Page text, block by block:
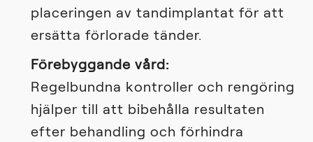
placeringen av tandimplantat för att
ersätta förlorade tänder.
Förebyggande vård:
Regelbundna kontroller och rengöring
hjälper till att bibehålla resultaten
efter behandling och förhindra